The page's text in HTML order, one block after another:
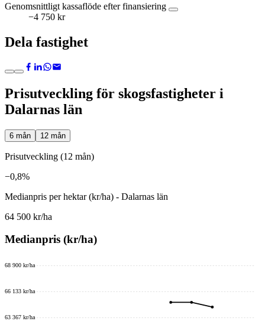
Genomsnittligt kassaflöde efter finansiering
−4 750 kr
Dela fastighet
Prisutveckling för skogsfastigheter i
Dalarnas län
6 mån 12 mån
Prisutveckling (12 mån)
−0,8%
Medianpris per hektar (kr/ha) - Dalarnas län
64 500 kr/ha
Medianpris (kr/ha)
63 367 kr/ha
66 133 kr/ha
68 900 kr/ha